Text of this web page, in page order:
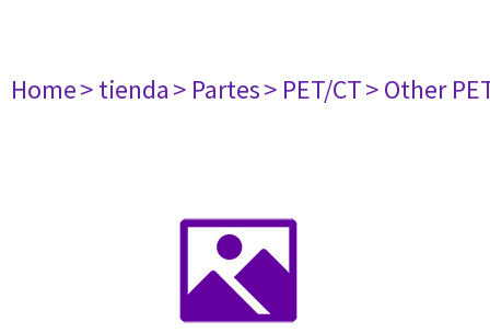
Home> tienda> Partes> PET/CT> Other